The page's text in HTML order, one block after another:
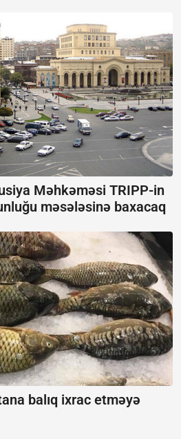
Məhkəməsi TRIPP-in
məsələsinə baxacaq
balıq ixrac etməyə